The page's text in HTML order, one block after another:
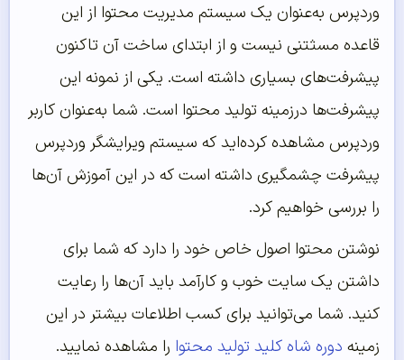
وردپرس به‌عنوان یک سیستم مدیریت محتوا از این
قاعده مسثتنی نیست و از ابتدای ساخت آن تاکنون
پیشرفت‌های بسیاری داشته است. یکی از نمونه این
پیشرفت‌ها درزمینه تولید محتوا است. شما به‌عنوان کاربر
وردپرس مشاهده کرده‌اید که سیستم ویرایشگر وردپرس
پیشرفت چشمگیری داشته است که در این آموزش آن‌ها
را بررسی خواهیم کرد.
نوشتن محتوا اصول خاص خود را دارد که شما برای
داشتن یک سایت خوب و کارآمد باید آن‌ها را رعایت
کنید. شما می‌توانید برای کسب اطلاعات بیشتر در این
زمینه دوره شاه کلید تولید محتوا را مشاهده نمایید.